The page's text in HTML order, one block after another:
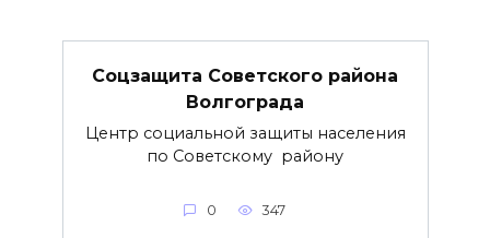
Соцзащита Советского района
Волгограда
Центр социальной защиты населения
по Советскому району
0 347